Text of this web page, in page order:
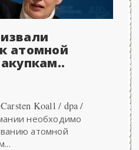
атомной
Koall / dpa /
необходимо
атомной